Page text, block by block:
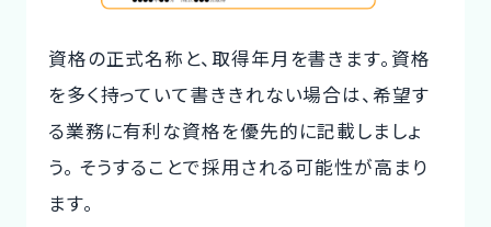
資格の正式名称と、取得年月を書きます。資格
を多く持っていて書ききれない場合は、希望す
る業務に有利な資格を優先的に記載しましょ
う。 そうすることで採用される可能性が高まり
ます。